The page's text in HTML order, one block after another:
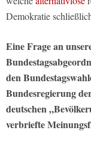
Demokratie
Eine Frage an
den
Bundesregierung
deutschen
verbriefte